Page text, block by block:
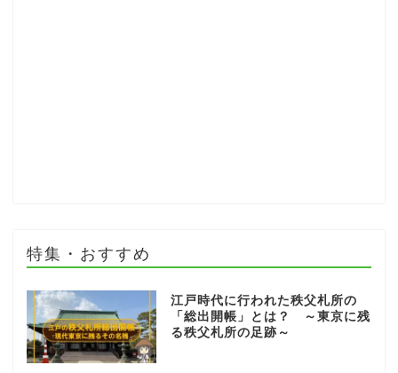
特集・おすすめ
江戸時代に行われた秩父札所の
「総出開帳」とは？ ～東京に残
る秩父札所の足跡～